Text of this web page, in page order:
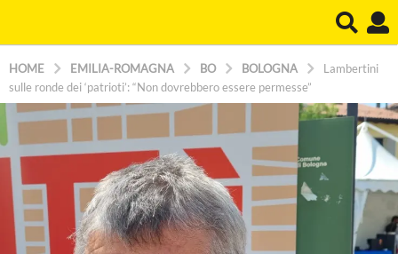
HOME EMILIA-ROMAGNA BO BOLOGNA
Lambertini
sulle ronde dei ‘patrioti’: “Non dovrebbero essere permesse”